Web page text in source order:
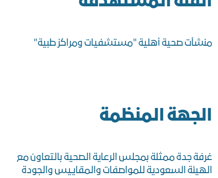
منشآت صحية أهلية "مستشفيات ومراكز طبية"
الجهة المنظمة
غرفة جدة ممثلة بمجلس الرعاية الصحية بالتعاون مع
الهيئة السعودية للمواصفات والمقاييس والجودة